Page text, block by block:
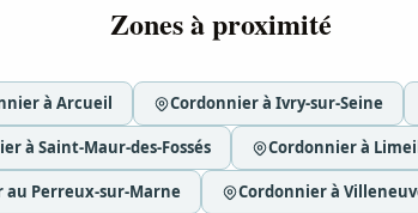
Zones à proximité
à Arcueil Cordonnier à Ivry-sur-Seine
à Saint-Maur-des-Fossés Cordonnier à
au Perreux-sur-Marne Cordonnier à